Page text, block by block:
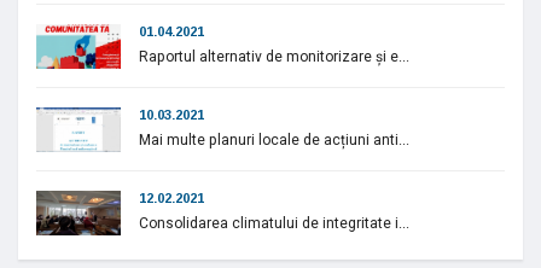
01.04.2021
Raportul alternativ de monitorizare și e...
10.03.2021
Mai multe planuri locale de acțiuni anti...
12.02.2021
Consolidarea climatului de integritate i...